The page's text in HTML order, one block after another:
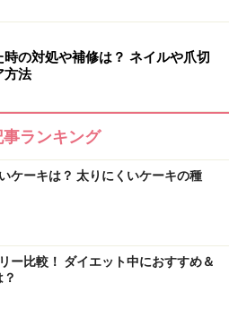
うなダイエットにいい効果が期
維が豊富。とくに不溶性食物
吸収して膨らみ、腸へ刺激を
便秘解消に役立ちます。
ミンやミネラルを多く含みま
を活発にするビタミンB群に
時の対処や補修は？ ネイルや爪切
方法
事ランキング
ケーキは？ 太りにくいケーキの種
ー比較！ ダイエット中におすすめ＆